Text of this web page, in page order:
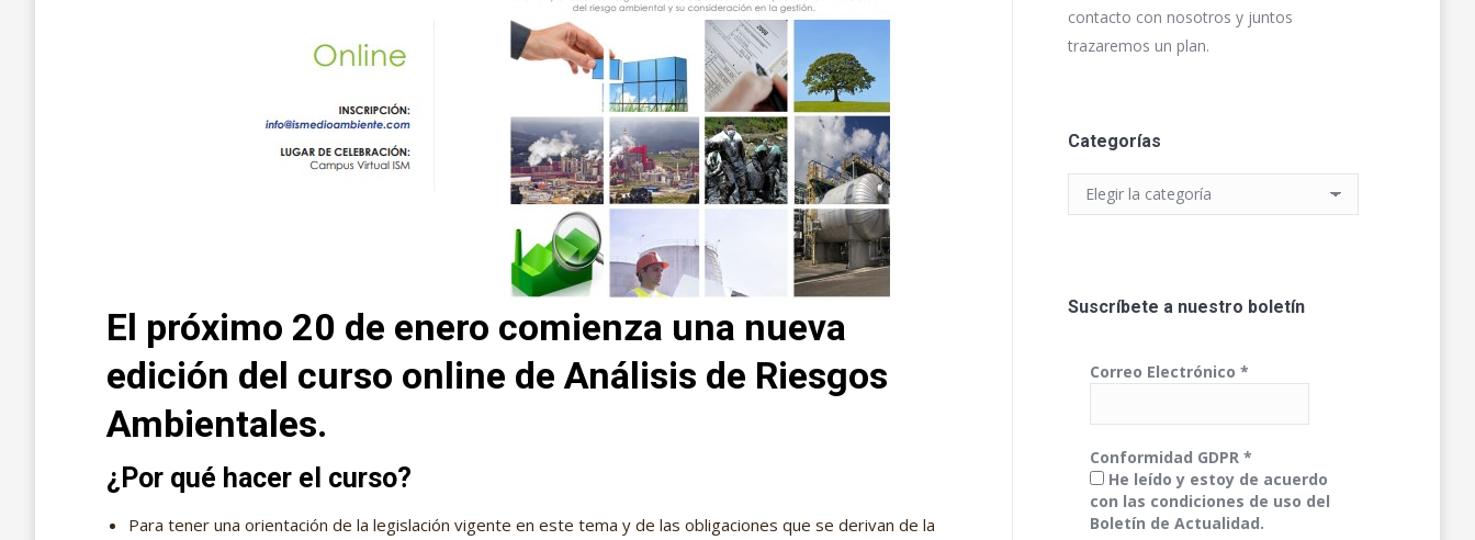
El próximo 20 de enero comienza una nueva
edición del curso online de Análisis de Riesgos
Ambientales.
¿Por qué hacer el curso?
Para tener una orientación de la legislación vigente en este tema y de las obligaciones que se derivan de la
contacto con nosotros y juntos
trazaremos un plan.
Categorías
Categorías
Suscríbete a nuestro boletín
Correo Electrónico *
Conformidad GDPR *
He leído y estoy de acuerdo
con las condiciones de uso del
Boletín de Actualidad.